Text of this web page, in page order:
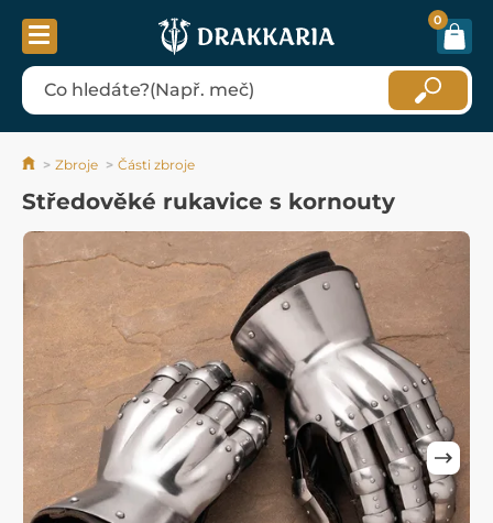
0
Zbroje Části zbroje
Středověké rukavice s kornouty